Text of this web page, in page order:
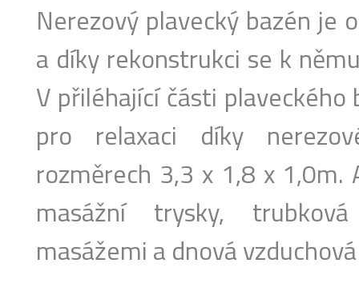
Nerezový plavecký bazén je
a díky rekonstrukci se k
V přiléhající části
pro relaxaci díky
rozměrech 3,3 x 1,8 x
masážní trysky,
masážemi a dnová